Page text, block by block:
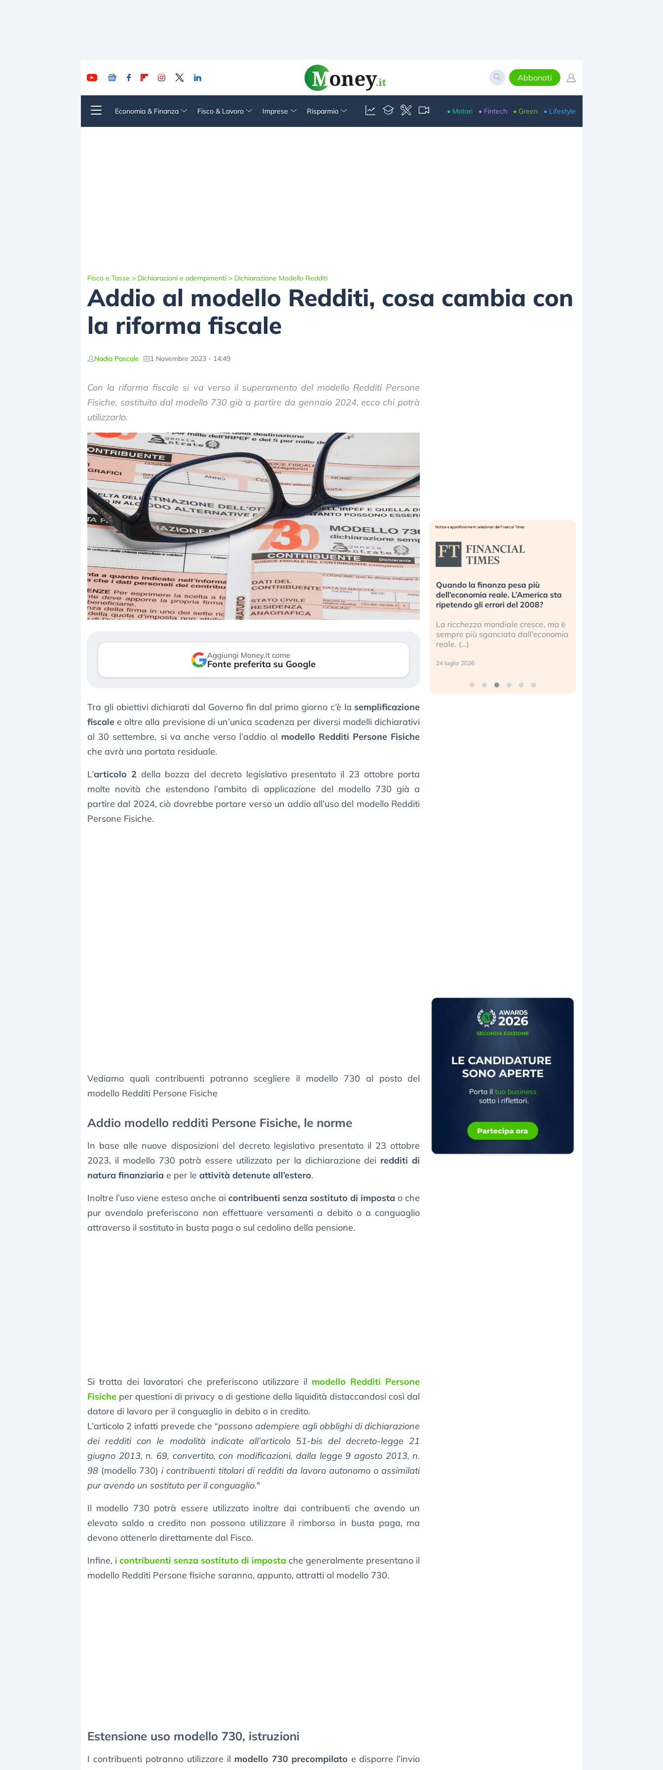
Abbonati
Economia & Finanza Fisco & Lavoro Imprese Risparmio • Motori • Fintech • Green • Lifestyle
Fisco e Tasse > Dichiarazioni e adempimenti > Dichiarazione Modello Redditi
Addio al modello Redditi, cosa cambia con
la riforma fiscale
Nadia Pascale 1 Novembre 2023 - 14:49
Con la riforma fiscale si va verso il superamento del modello Redditi Persone
Fisiche, sostituito dal modello 730 già a partire da gennaio 2024, ecco chi potrà
utilizzarlo.
Aggiungi Money.it come
Fonte preferita su Google
Tra gli obiettivi dichiarati dal Governo fin dal primo giorno c’è la semplificazione
fiscale e oltre alla previsione di un’unica scadenza per diversi modelli dichiarativi
al 30 settembre, si va anche verso l’addio al modello Redditi Persone Fisiche
che avrà una portata residuale.
L’articolo 2 della bozza del decreto legislativo presentato il 23 ottobre porta
molte novità che estendono l’ambito di applicazione del modello 730 già a
partire dal 2024, ciò dovrebbe portare verso un addio all’uso del modello Redditi
Persone Fisiche.
Vediamo quali contribuenti potranno scegliere il modello 730 al posto del
modello Redditi Persone Fisiche
Addio modello redditi Persone Fisiche, le norme
In base alle nuove disposizioni del decreto legislativo presentato il 23 ottobre
2023, il modello 730 potrà essere utilizzato per la dichiarazione dei redditi di
natura finanziaria e per le attività detenute all’estero.
Inoltre l’uso viene esteso anche aicontribuenti senza sostituto di imposta o che
pur avendolo preferiscono non effettuare versamenti a debito o a conguaglio
attraverso il sostituto in busta paga o sul cedolino della pensione.
Si tratta dei lavoratori che preferiscono utilizzare il modello Redditi Persone
Fisiche per questioni di privacy o di gestione della liquidità distaccandosi così dal
datore di lavoro per il conguaglio in debito o in credito.
L’articolo 2 infatti prevede che “possono adempiere agli obblighi di dichiarazione
dei redditi con le modalità indicate all’articolo 51-bis del decreto-legge 21
giugno 2013, n. 69, convertito, con modificazioni, dalla legge 9 agosto 2013, n.
98 (modello 730)i contribuenti titolari di redditi da lavoro autonomo o assimilati
pur avendo un sostituto per il conguaglio."
Il modello 730 potrà essere utilizzato inoltre dai contribuenti che avendo un
elevato saldo a credito non possono utilizzare il rimborso in busta paga, ma
devono ottenerlo direttamente dal Fisco.
Infine, icontribuenti senza sostituto di imposta che generalmente presentano il
modello Redditi Persone fisiche saranno, appunto, attratti al modello 730.
Estensione uso modello 730, istruzioni
I contribuenti potranno utilizzare il modello 730 precompilato e disporre l’invio
Dalle valutazioni estreme alla
correzione. Cosa sta guidando il
repricing degli asset?
mostrando segni di stanchezza
verso le (…)
«La mia vita è rovinata». Investitori
in preda al panico dopo lo scoppio
della bolla AI
Kospi, mentre gli investitori retail (…)
30 luglio 2026
Quando la finanza pesa più
dell’economia reale. L’America sta
ripetendo gli errori del 2008?
La ricchezza mondiale cresce, ma è
sempre più sganciata dall’economia
reale. (…)
24 luglio 2026